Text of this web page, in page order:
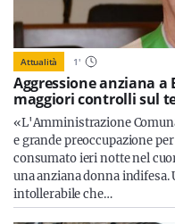
Attualità 1'
Aggressione anziana a
maggiori controlli sul
«L'Amministrazione
e grande preoccupazione
consumato ieri notte nel
una anziana donna
intollerabile che…